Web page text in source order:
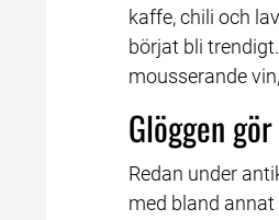
kaffe, chili och
börjat bli
mousserande
Glöggen
Redan under
med bland